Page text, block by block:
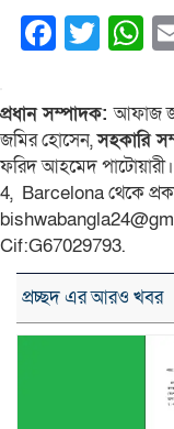
প্রধান সম্পাদক:আফাজ
জমির হোসেন,সহকারি
ফরিদ আহমেদ
4, Barcelona থেকে
Cif:G67029793.
প্রচ্ছদ এর আরও খবর